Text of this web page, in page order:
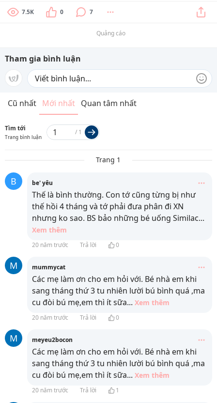
7.5K 0 7
Quảng cáo
Tham gia bình luận
Cũ nhất Mới nhất Quan tâm nhất
Tìm tới
Trang bình luận
/ 1
Trang 1
B be' yêu
Thế là bình thường. Con tớ cũng từng bị như
thế hồi 4 tháng và tớ phải đưa phân đi XN
nhưng ko sao. BS bảo những bé uống Similac...
Xem thêm
20 năm trước Trả lời 0
M mummycat
Các mẹ làm ơn cho em hỏi với. Bé nhà em khi
sang tháng thứ 3 tu nhiên lười bú bình quá ,ma
cu đòi bú mẹ,em thì ít sữa... Xem thêm
20 năm trước Trả lời 0
M meyeu2bocon
Các mẹ làm ơn cho em hỏi với. Bé nhà em khi
sang tháng thứ 3 tu nhiên lười bú bình quá ,ma
cu đòi bú mẹ,em thì ít sữa... Xem thêm
20 năm trước Trả lời 1